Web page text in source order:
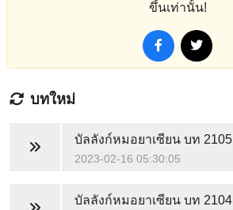
ขึ้นเท่านั้น!
บทใหม่
บัลลังก์หมอยาเซียนบท 2105
2023-02-16 05:30:05
บัลลังก์หมอยาเซียนบท 2104